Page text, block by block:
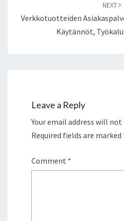
NEXT
Verkkotuotteiden
Käytännöt,
Leave a Reply
Your email address will not
Required fields are marked
Comment *